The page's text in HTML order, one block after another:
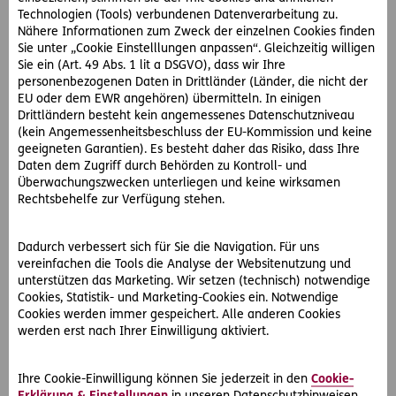
Technologien (Tools) verbundenen Datenverarbeitung zu.
Nähere Informationen zum Zweck der einzelnen Cookies finden
Sie unter „Cookie Einstelllungen anpassen“. Gleichzeitig willigen
Sie ein (Art. 49 Abs. 1 lit a DSGVO), dass wir Ihre
personenbezogenen Daten in Drittländer (Länder, die nicht der
EU oder dem EWR angehören) übermitteln. In einigen
Drittländern besteht kein angemessenes Datenschutzniveau
(kein Angemessenheitsbeschluss der EU-Kommission und keine
geeigneten Garantien). Es besteht daher das Risiko, dass Ihre
Daten dem Zugriff durch Behörden zu Kontroll- und
Überwachungszwecken unterliegen und keine wirksamen
Rechtsbehelfe zur Verfügung stehen.
Dadurch verbessert sich für Sie die Navigation. Für uns
vereinfachen die Tools die Analyse der Websitenutzung und
unterstützen das Marketing. Wir setzen (technisch) notwendige
Cookies, Statistik- und Marketing-Cookies ein. Notwendige
Cookies werden immer gespeichert. Alle anderen Cookies
werden erst nach Ihrer Einwilligung aktiviert.
Ihre Cookie-Einwilligung können Sie jederzeit in den Cookie-
Badegäste an, so hat er diesen gegenüber eine
Aufsichts- und Warnpflicht. Selbstverständlich ist der
Swimmingpool so zu errichten und zu erhalten, dass
sicheres Baden immer möglich ist.
Wer haftet bei Unfällen in öffentlichen
Schwimmbädern?
Noch weitegehender ist die Haftung von
Schwimmbadbetreibern wie etwa von Gemeinden. Diese
den bereits geschlossener. Zu denken ist dabei etwa an
die Rutschfestigkeit von Fliesen, die Befestigung von
Einstiegen, die hygienische Unbedenklichkeit der
gesamten Anlage oder die Ungefährlichkeit der diversen
betriebsnotwendigen Pumpvorgänge. Bei der Auswahl
dessen körperliche und geistige Eignung zu achten,
sondern auch auf deren Durchsetzungsvermögen